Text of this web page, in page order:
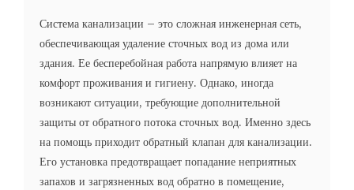
Система канализации – это сложная инженерная сеть,
обеспечивающая удаление сточных вод из дома или
здания. Ее бесперебойная работа напрямую влияет на
комфорт проживания и гигиену. Однако, иногда
возникают ситуации, требующие дополнительной
защиты от обратного потока сточных вод. Именно здесь
на помощь приходит обратный клапан для канализации.
Его установка предотвращает попадание неприятных
запахов и загрязненных вод обратно в помещение,